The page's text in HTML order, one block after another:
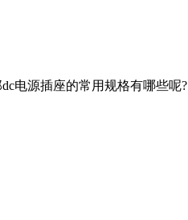
电源插座的常用规格有哪些呢?